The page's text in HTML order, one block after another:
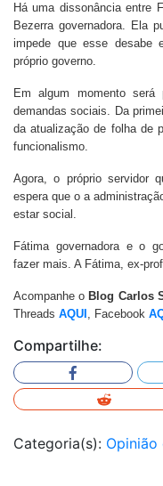
Há uma dissonância entre
Bezerra governadora. Ela
impede que esse desabe
próprio governo.
Em algum momento
demandas sociais. Da
da atualização de folha de
funcionalismo.
Agora, o próprio servidor
espera que o a
estar social.
Fátima governadora e o
fazer mais. A Fátima, ex-
Acompanhe o Blog Carlos
Threads AQUI , Facebook
Compartilhe:
Categoria(s):